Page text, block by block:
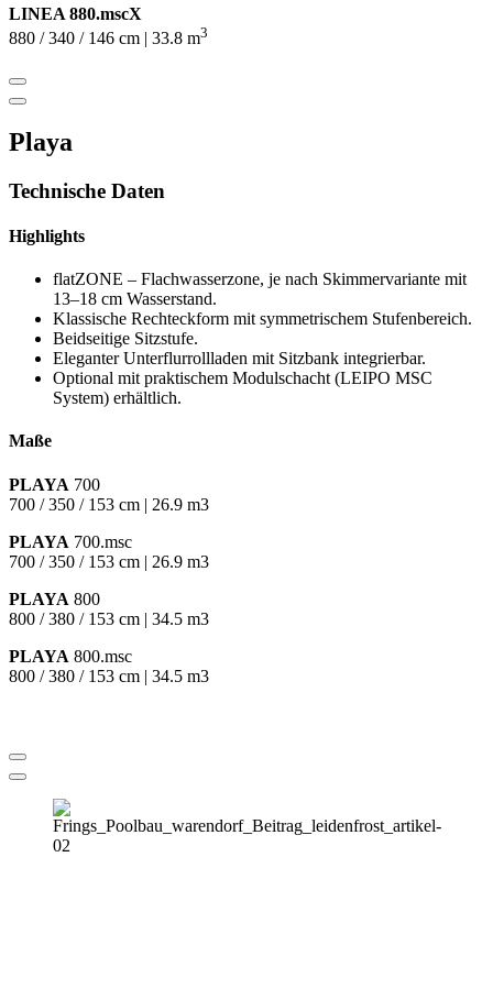
LINEA 880.mscX
880 / 340 / 146 cm | 33.8 m3
Playa
Technische Daten
Highlights
flatZONE – Flachwasserzone, je nach Skimmervariante mit
13–18 cm Wasserstand.
Klassische Rechteckform mit symmetrischem Stufenbereich.
Beidseitige Sitzstufe.
Eleganter Unterflurrollladen mit Sitzbank integrierbar.
Optional mit praktischem Modulschacht (LEIPO MSC
System) erhältlich.
Maße
PLAYA 700
700 / 350 / 153 cm | 26.9 m3
PLAYA 700.msc
700 / 350 / 153 cm | 26.9 m3
PLAYA 800
800 / 380 / 153 cm | 34.5 m3
PLAYA 800.msc
800 / 380 / 153 cm | 34.5 m3